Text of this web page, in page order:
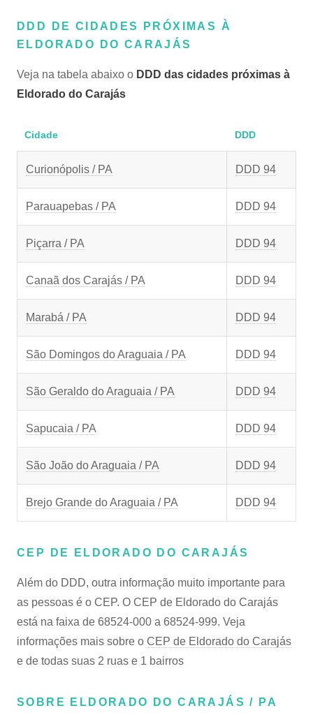
DDD DE CIDADES PRÓXIMAS À
ELDORADO DO CARAJÁS
Veja na tabela abaixo o DDD das cidades próximas à
Eldorado do Carajás
Cidade DDD
Curionópolis / PA DDD 94
Parauapebas / PA DDD 94
Piçarra / PA DDD 94
Canaã dos Carajás / PA DDD 94
Marabá / PA DDD 94
São Domingos do Araguaia / PA DDD 94
São Geraldo do Araguaia / PA DDD 94
Sapucaia / PA DDD 94
São João do Araguaia / PA DDD 94
Brejo Grande do Araguaia / PA DDD 94
CEP DE ELDORADO DO CARAJÁS
Além do DDD, outra informação muito importante para
as pessoas é o CEP. O CEP de Eldorado do Carajás
está na faixa de 68524-000 a 68524-999. Veja
informações mais sobre o CEP de Eldorado do Carajás
e de todas suas 2 ruas e 1 bairros
SOBRE ELDORADO DO CARAJÁS / PA